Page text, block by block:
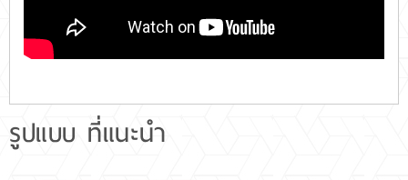
รูปแบบ ที่แนะนำ